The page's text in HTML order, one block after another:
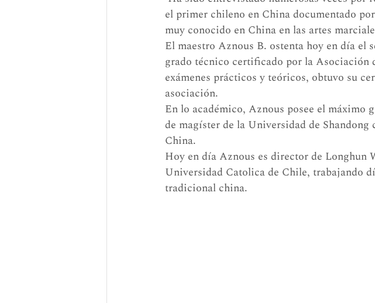
el primer chileno en China documentado
muy conocido en China en las artes
El maestro Aznous B. ostenta hoy en día el
grado técnico certificado por la Asociación
exámenes prácticos y teóricos, obtuvo su
asociación.
En lo académico, Aznous posee el máximo
de magíster de la Universidad de
China.
Hoy en día Aznous es director de
Universidad Catolica de Chile, trabajando
tradicional china.